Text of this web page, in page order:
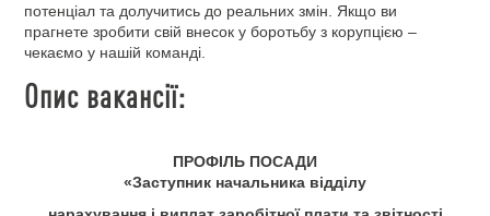
потенціал та долучитись до реальних змін. Якщо ви
прагнете зробити свій внесок у боротьбу з корупцією –
чекаємо у нашій команді.
Опис вакансії:
ПРОФІЛЬ ПОСАДИ
«Заступник начальника відділу